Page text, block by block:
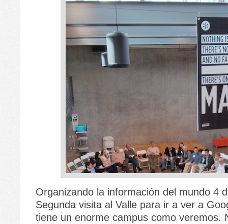
Organizando la información del mundo 4
Segunda visita al Valle para ir a ver a
tiene un enorme campus como veremos.